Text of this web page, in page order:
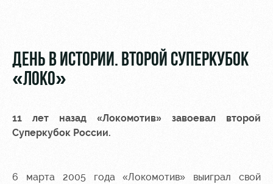
МГН
РЖД
Организация
Локо
Локо-Лето
ДЕНЬ В ИСТОРИИ. ВТОРОЙ СУПЕРКУБОК
«ЛОКО»
11 лет назад «Локомотив» завоевал второй
Суперкубок России.
6 марта 2005 года «Локомотив» выиграл свой